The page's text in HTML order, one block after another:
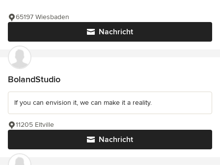
Nachricht
65197 Wiesbaden
BolandStudio
If you can envision it, we can make it a reality.
Nachricht
11205 Eltville